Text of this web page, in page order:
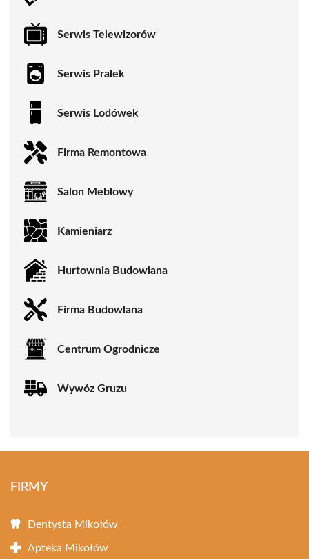
Serwis Telewizorów
Serwis Pralek
Serwis Lodówek
Firma Remontowa
Salon Meblowy
Kamieniarz
Hurtownia Budowlana
Firma Budowlana
Centrum Ogrodnicze
Wywóz Gruzu
FIRMY
Dentysta Mikołów
Apteka Mikołów